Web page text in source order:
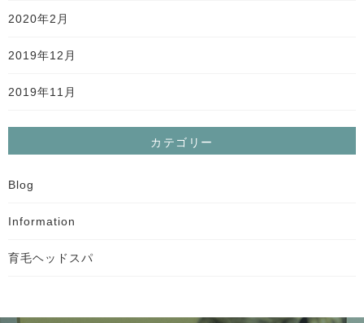
2020年2月
2019年12月
2019年11月
カテゴリー
Blog
Information
育毛ヘッドスパ